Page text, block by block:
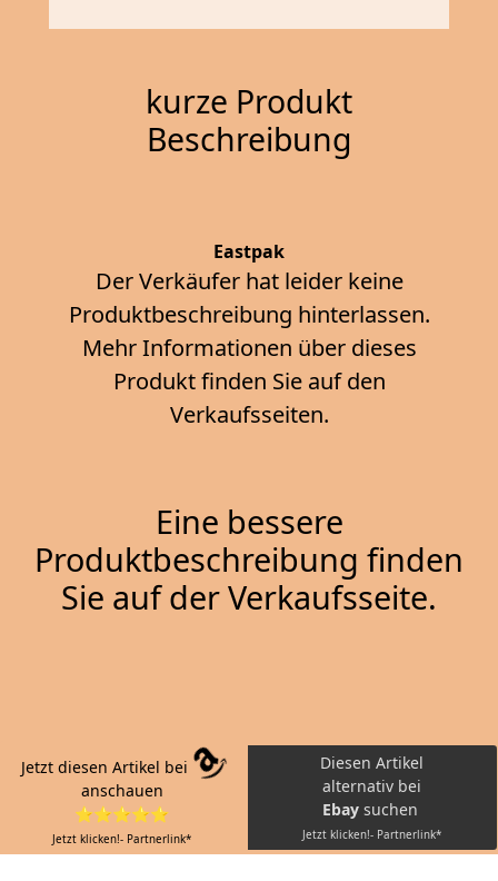
kurze Produkt
Beschreibung
Eastpak
Der Verkäufer hat leider keine
Produktbeschreibung hinterlassen.
Mehr Informationen über dieses
Produkt finden Sie auf den
Verkaufsseiten.
Eine bessere
Produktbeschreibung finden
Sie auf der Verkaufsseite.
Jetzt diesen Artikel bei
anschauen
⭐⭐⭐⭐⭐
Jetzt klicken!- Partnerlink*
Diesen Artikel
alternativ bei
Ebay suchen
Jetzt klicken!- Partnerlink*